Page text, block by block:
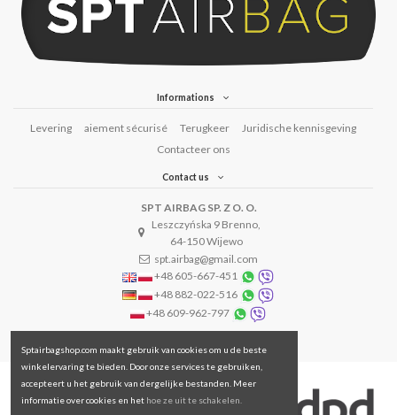
Informations
Levering aiement sécurisé Terugkeer
Juridische kennisgeving
Contacteer ons
Contact us
SPT AIRBAG SP. Z O. O.
Leszczyńska 9 Brenno,
64-150 Wijewo
spt.airbag@gmail.com
+48 605-667-451
+48 882-022-516
+48 609-962-797
Sptairbagshop.com maakt gebruik van cookies om u de beste
winkelervaring te bieden. Door onze services te gebruiken,
accepteert u het gebruik van dergelijke bestanden. Meer
informatie over cookies en het hoe ze uit te schakelen.